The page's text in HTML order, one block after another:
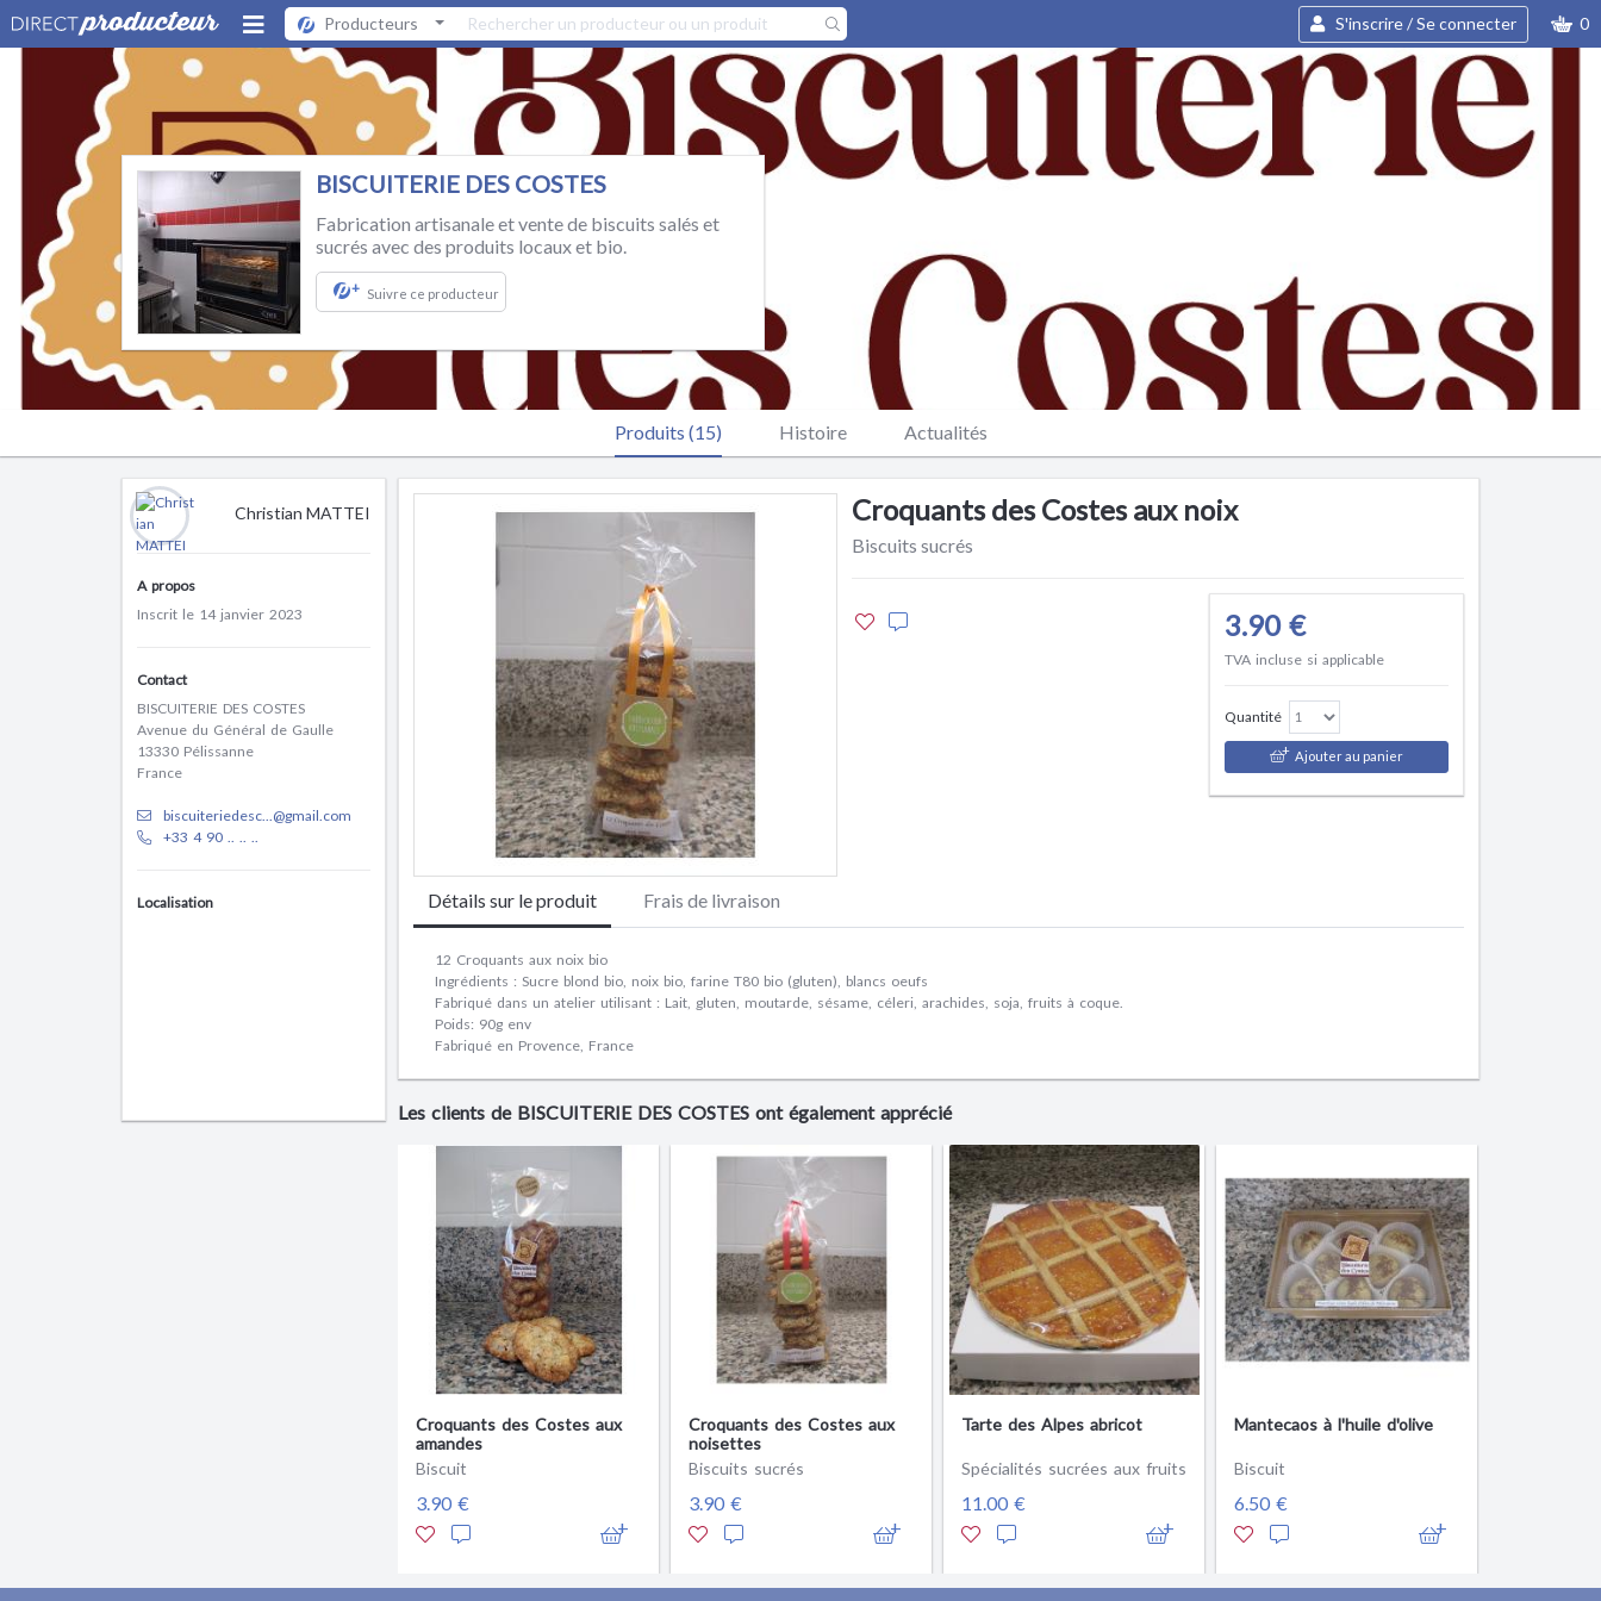
Producteurs S'inscrire / Se connecter 0
BISCUITERIE DES COSTES
Fabrication artisanale et vente de biscuits salés et
sucrés avec des produits locaux et bio.
+ Suivre ce producteur
Produits (15) Histoire Actualités
Christian MATTEI
A propos
Inscrit le 14 janvier 2023
Contact
BISCUITERIE DES COSTES
Avenue du Général de Gaulle
13330 Pélissanne
France
biscuiteriedesc...@gmail.com
+33 4 90 .. .. ..
Localisation
Croquants des Costes aux noix
Biscuits sucrés
3.90 €
TVA incluse si applicable
Quantité
Ajouter au panier
Détails sur le produit Frais de livraison
12 Croquants aux noix bio
Ingrédients : Sucre blond bio, noix bio, farine T80 bio (gluten), blancs oeufs
Fabriqué dans un atelier utilisant : Lait, gluten, moutarde, sésame, céleri, arachides, soja, fruits à coque.
Poids: 90g env
Fabriqué en Provence, France
Les clients de BISCUITERIE DES COSTES ont également apprécié
Croquants des Costes aux
amandes
Biscuit
3.90 €
Croquants des Costes aux
noisettes
Biscuits sucrés
3.90 €
Tarte des Alpes abricot
Spécialités sucrées aux fruits
11.00 €
Mantecaos à l'huile d'olive
Biscuit
6.50 €